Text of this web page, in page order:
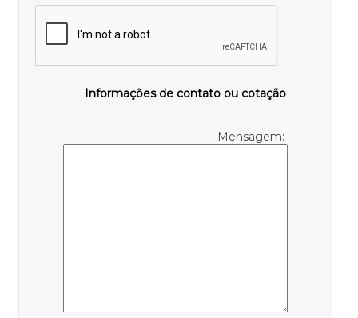
Informações de contato ou cotação
Mensagem: